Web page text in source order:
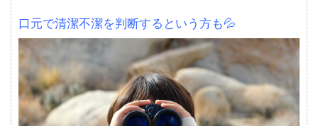
口元で清潔不潔を判断するという方も💦